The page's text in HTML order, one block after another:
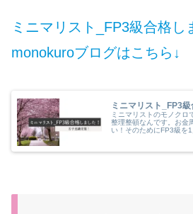
ミニマリスト_FP3級合格し
monokuroブログはこちら↓
ミニマリスト_FP3級
ミニマリストのモノクロ
整理整頓なんです。お金
い！そのためにFP3級を